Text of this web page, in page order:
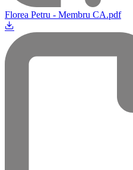
Florea Petru - Membru CA.pdf